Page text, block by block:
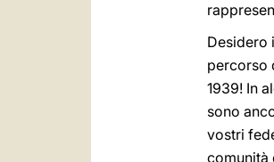
Desidero
percorso
1939! In
sono
vostri
comunità